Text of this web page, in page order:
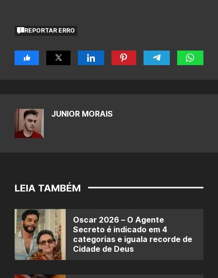
REPORTAR ERRO
JUNIOR MORAIS
LEIA TAMBÉM
Oscar 2026 – O Agente
Secreto é indicado em 4
categorias e iguala recorde de
Cidade de Deus